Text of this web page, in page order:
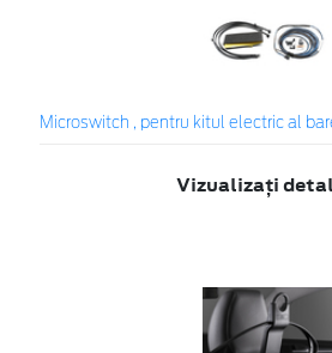
Microswitch , pentru kitul electric al
Vizualizați